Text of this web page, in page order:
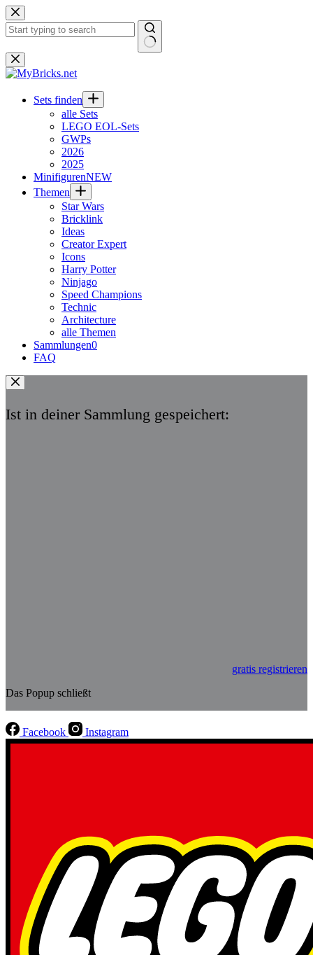
Zum
Inhalt
springen
Keine
Ergebnisse
Sets finden
alle Sets
LEGO EOL-Sets
GWPs
2026
2025
MinifigurenNEW
Themen
Star Wars
Bricklink
Ideas
Creator Expert
Icons
Harry Potter
Ninjago
Speed Champions
Technic
Architecture
alle Themen
Sammlungen0
FAQ
Ist in deiner Sammlung gespeichert:
gratis registrieren
Das Popup schließt
Facebook Instagram